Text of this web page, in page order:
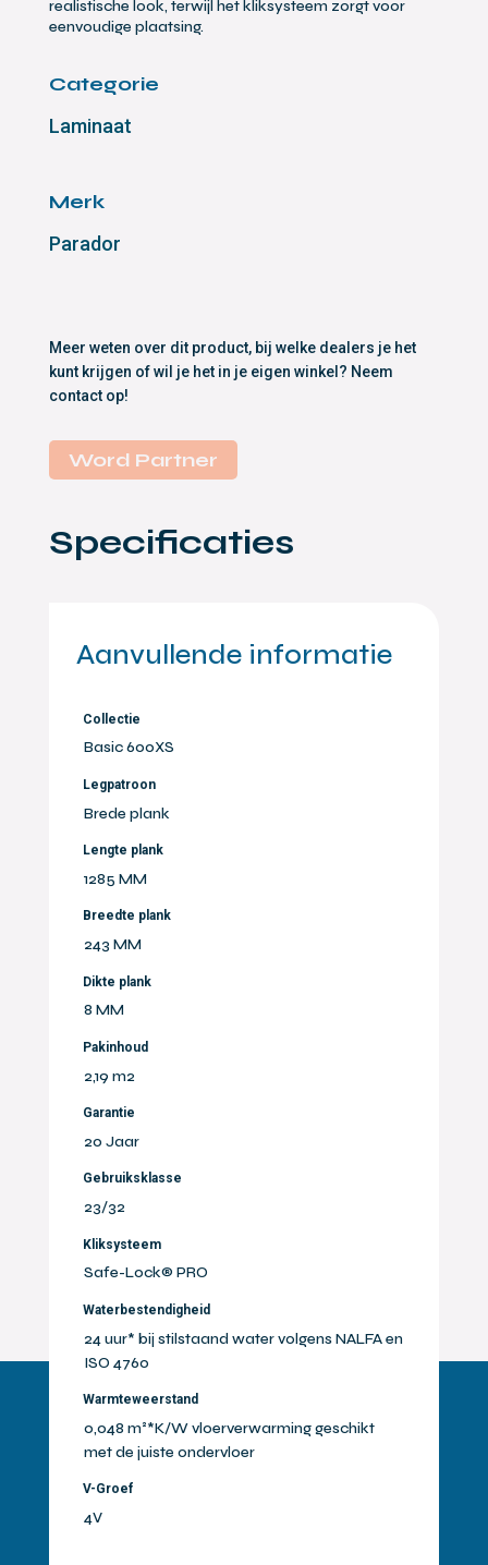
realistische look, terwijl het kliksysteem zorgt voor
eenvoudige plaatsing.
Categorie
Laminaat
Merk
Parador
Meer weten over dit product, bij welke dealers je het
kunt krijgen of wil je het in je eigen winkel? Neem
contact op!
Word Partner
Specificaties
Aanvullende informatie
Collectie
Basic 600XS
Legpatroon
Brede plank
Lengte plank
1285 MM
Breedte plank
243 MM
Dikte plank
8 MM
Pakinhoud
2,19 m2
Garantie
20 Jaar
Gebruiksklasse
23/32
Kliksysteem
Safe-Lock® PRO
Waterbestendigheid
24 uur* bij stilstaand water volgens NALFA en
ISO 4760
Warmteweerstand
0,048 m²*K/W vloerverwarming geschikt
met de juiste ondervloer
V-Groef
4V